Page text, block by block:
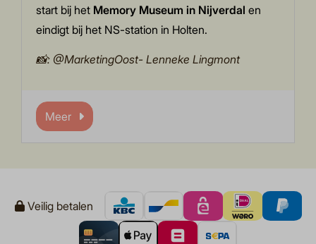
start bij het Memory Museum in Nijverdal en
eindigt bij het NS-station in Holten.
📸: @MarketingOost- Lenneke Lingmont
Meer
Veilig betalen